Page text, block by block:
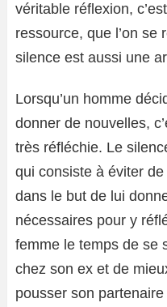
véritable réflexion,
ressource, que l’on se
silence est aussi une
Lorsqu’un homme
donner de nouvelles,
très réfléchie. Le
qui consiste à éviter
dans le but de lui
nécessaires pour y
femme le temps de se
chez son ex et de
pousser son